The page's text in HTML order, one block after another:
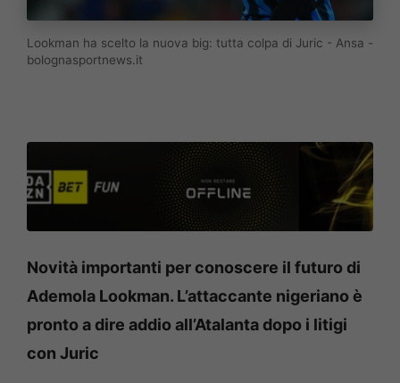
Lookman ha scelto la nuova big: tutta colpa di Juric - Ansa -
bolognasportnews.it
Novità importanti per conoscere il futuro di
Ademola Lookman. L’attaccante nigeriano è
pronto a dire addio all’Atalanta dopo i litigi
con Juric